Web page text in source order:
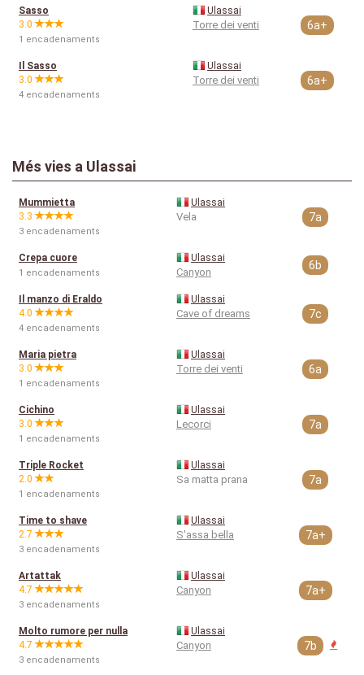
Sasso
3.0
1 encadenaments
Ulassai
Torre dei venti 6a+
Il Sasso
3.0
4 encadenaments
Ulassai
Torre dei venti 6a+
Més vies a Ulassai
Mummietta
3.3
3 encadenaments
Ulassai
Vela 7a
Crepa cuore
1 encadenaments
Ulassai
Canyon
6b
Il manzo di Eraldo
4.0
4 encadenaments
Ulassai
Cave of dreams 7c
Maria pietra
3.0
1 encadenaments
Ulassai
Torre dei venti 6a
Cichino
3.0
1 encadenaments
Ulassai
Lecorci 7a
Triple Rocket
2.0
1 encadenaments
Ulassai
Sa matta prana 7a
Time to shave
2.7
3 encadenaments
Ulassai
S'assa bella 7a+
Artattak
4.7
3 encadenaments
Ulassai
Canyon 7a+
Molto rumore per nulla
4.7
3 encadenaments
Ulassai
Canyon 7b